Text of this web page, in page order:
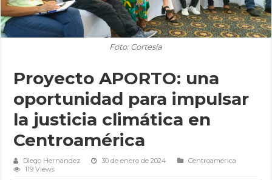
Foto: Cortesía
Proyecto APORTO: una
oportunidad para impulsar
la justicia climática en
Centroamérica
Diego Hernández 30 de enero de 2024
Centroamérica
119 Views